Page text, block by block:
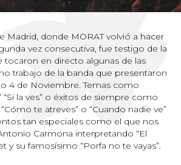
Madrid, donde MORAT volvió a hacer
vez consecutiva, fue testigo de la
tocaron en directo algunas de las
trabajo de la banda que presentaron
4 de Noviembre. Temas como
“Si la ves” o éxitos de siempre como
te atreves” o “Cuando nadie ve”
tan especiales como el que nos
Carmona interpretando “El
y su famosísimo “Porfa no te vayas”.